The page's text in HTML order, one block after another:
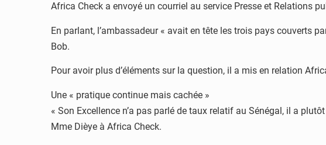
Africa Check a envoyé un courriel au service Presse et Relations
En parlant, l’ambassadeur « avait en tête les trois pays couverts
Bob.
Pour avoir plus d’éléments sur la question, il a mis en relation
Une « pratique continue mais cachée »
« Son Excellence n’a pas parlé de taux relatif au Sénégal, il a
Mme Dièye à Africa Check.